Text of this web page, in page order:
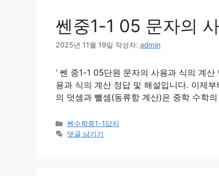
쎈중1-1 05 문자의
2025년 11월 19일 작성자: admin
‘ 쎈 중1-1 05단원 문자의 사용과 식의 계
용과 식의 계산 정답 및 해설입니다. 이제
의 덧셈과 뺄셈(동류항 계산)은 중학 수학
카
테
쎈수학중1-1답지
댓글 남기기